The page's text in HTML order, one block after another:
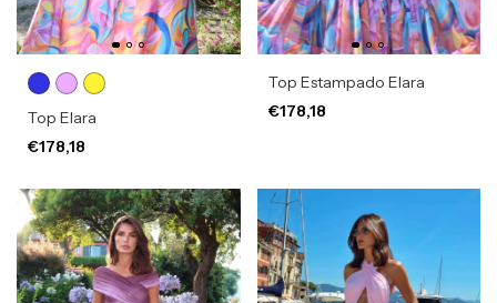
Top Elara
€178,18
Top Estampado Elara
€178,18